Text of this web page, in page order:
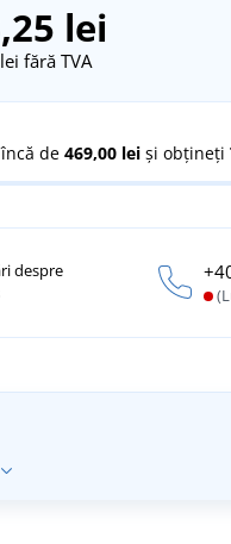
lei
fără TVA
de 469,00 lei și obțineți
despre